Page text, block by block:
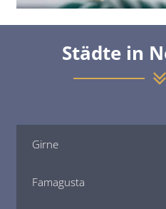
Städte in
Girne
Famagusta